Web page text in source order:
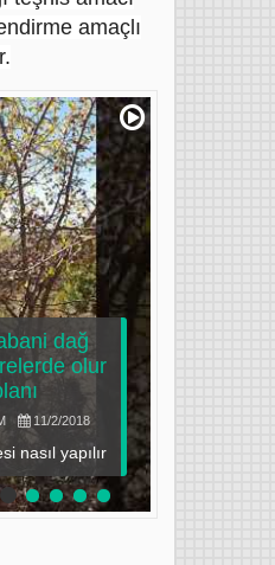
amaçlı
dağ
olur
11/2/2018
nasıl yapılır